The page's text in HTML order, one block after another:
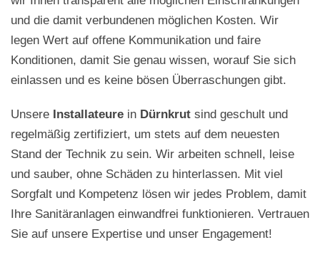
und die damit verbundenen möglichen Kosten. Wir
legen Wert auf offene Kommunikation und faire
Konditionen, damit Sie genau wissen, worauf Sie sich
einlassen und es keine bösen Überraschungen gibt.
Unsere Installateure in Dürnkrut sind geschult und
regelmäßig zertifiziert, um stets auf dem neuesten
Stand der Technik zu sein. Wir arbeiten schnell, leise
und sauber, ohne Schäden zu hinterlassen. Mit viel
Sorgfalt und Kompetenz lösen wir jedes Problem, damit
Ihre Sanitäranlagen einwandfrei funktionieren. Vertrauen
Sie auf unsere Expertise und unser Engagement!